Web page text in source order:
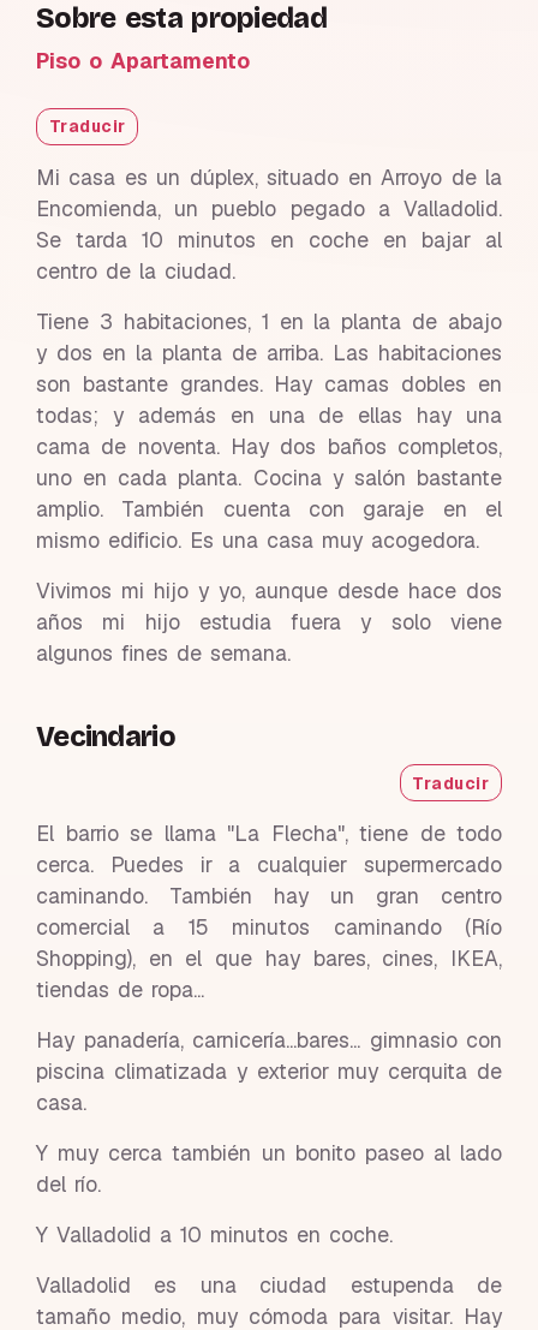
Sobre esta propiedad
Piso o Apartamento
Traducir
Mi casa es un dúplex, situado en Arroyo de la
Encomienda, un pueblo pegado a Valladolid.
Se tarda 10 minutos en coche en bajar al
centro de la ciudad.
Tiene 3 habitaciones, 1 en la planta de abajo
y dos en la planta de arriba. Las habitaciones
son bastante grandes. Hay camas dobles en
todas; y además en una de ellas hay una
cama de noventa. Hay dos baños completos,
uno en cada planta. Cocina y salón bastante
amplio. También cuenta con garaje en el
mismo edificio. Es una casa muy acogedora.
Vivimos mi hijo y yo, aunque desde hace dos
años mi hijo estudia fuera y solo viene
algunos fines de semana.
Vecindario
Traducir
El barrio se llama "La Flecha", tiene de todo
cerca. Puedes ir a cualquier supermercado
caminando. También hay un gran centro
comercial a 15 minutos caminando (Río
Shopping), en el que hay bares, cines, IKEA,
tiendas de ropa...
Hay panadería, carnicería...bares... gimnasio con
piscina climatizada y exterior muy cerquita de
casa.
Y muy cerca también un bonito paseo al lado
del río.
Y Valladolid a 10 minutos en coche.
Valladolid es una ciudad estupenda de
tamaño medio, muy cómoda para visitar. Hay